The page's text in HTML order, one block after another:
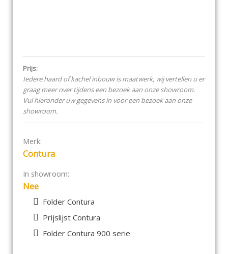
Prijs:
Iedere haard of kachel inbouw is maatwerk, wij vertellen u er
graag meer over tijdens een bezoek aan onze showroom.
Vul hieronder uw gegevens in voor een bezoek aan onze
showroom.
Merk:
Contura
In showroom:
Nee
Folder Contura
Prijslijst Contura
Folder Contura 900 serie